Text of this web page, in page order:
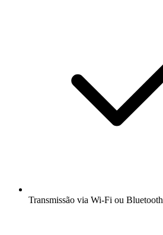
Transmissão via Wi-Fi ou Bluetooth